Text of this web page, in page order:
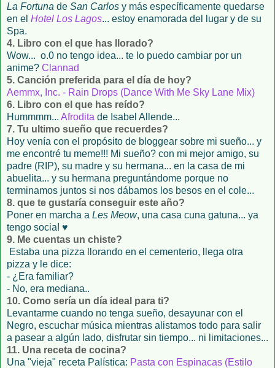
La Fortuna de San Carlos y más específicamente quedarse
en el Hotel Los Lagos... estoy enamorada del lugar y de su
Spa.
4. Libro con el que has llorado?
Wow... o.0 no tengo idea... te lo puedo cambiar por un
anime? Clannad
5. Canción preferida para el día de hoy?
Aemmx, Inc. - Rain Drops (Dance With Me Sky Lane Mix)
6. Libro con el que has reído?
Hummmm... Afrodita de Isabel Allende...
7. Tu ultimo sueño que recuerdes?
Hoy venía con el propósito de bloggear sobre mi sueño... y
me encontré tu meme!!! Mi sueño? con mi mejor amigo, su
padre (RIP), su madre y su hermana... en la casa de mi
abuelita... y su hermana preguntándome porque no
terminamos juntos si nos dábamos los besos en el cole...
8. que te gustaría conseguir este año?
Poner en marcha a Les Meow, una casa cuna gatuna... ya
tengo socia! ♥
9. Me cuentas un chiste?
Estaba una pizza llorando en el cementerio, llega otra
pizza y le dice:
- ¿Era familiar?
- No, era mediana..
10. Como sería un día ideal para ti?
Levantarme cuando no tenga sueño, desayunar con el
Negro, escuchar música mientras alistamos todo para salir
a pasear a algún lado, disfrutar sin tiempo... ni limitaciones...
11. Una receta de cocina?
Una "vieja" receta Palística: Pasta con Espinacas (Estilo